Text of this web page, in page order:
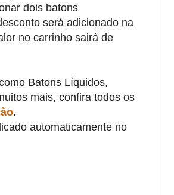
dois batons
será adicionado na
no carrinho sairá de
Batons Líquidos,
mais, confira todos os
.
automaticamente no